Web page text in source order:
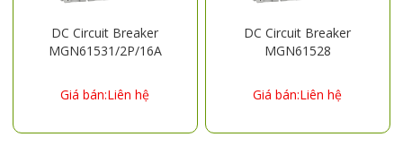
DC Circuit Breaker
MGN61531/2P/16A
Giá bán:Liên hệ
DC Circuit Breaker
MGN61528
Giá bán:Liên hệ